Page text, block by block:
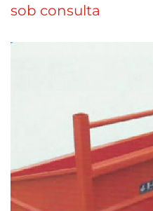
sob consulta